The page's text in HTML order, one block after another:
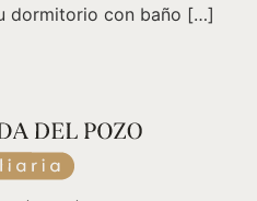
dormitorio con baño […]